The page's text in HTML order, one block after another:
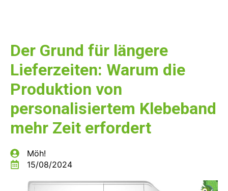
Der Grund für längere
Lieferzeiten: Warum die
Produktion von
personalisiertem Klebeband
mehr Zeit erfordert
Möh!
15/08/2024